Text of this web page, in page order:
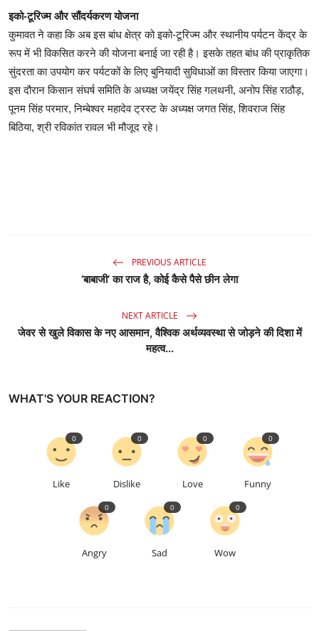
इको-टूरिज्म और सौंदर्यकरण योजना
कुमावत ने कहा कि अब इस बांध क्षेत्र को इको-टूरिज्म और स्थानीय पर्यटन केंद्र के
रूप में भी विकसित करने की योजना बनाई जा रही है। इसके तहत बांध की प्राकृतिक
सुंदरता का उपयोग कर पर्यटकों के लिए बुनियादी सुविधाओं का विस्तार किया जाएगा।
इस दौरान किसान संघर्ष समिति के अध्यक्ष जयेंद्र सिंह गलथनी, अनोप सिंह राठौड़,
पूनम सिंह परमार, निम्बेश्वर महादेव ट्रस्ट के अध्यक्ष जगत सिंह, शिवराज सिंह
बिठिया, श्री रविकांत रावल भी मौजूद रहे।
PREVIOUS ARTICLE
‘बाबाजी’ का राज है, कोई कैसे पैसे छीन लेगा
NEXT ARTICLE
जेवर से खुले विकास के नए आसमान, वैश्विक अर्थव्यवस्था से जोड़ने की दिशा में
महत्व...
WHAT'S YOUR REACTION?
Like
0
Dislike
0
Love
0
Funny
0
Angry
0
Sad
0
Wow
0